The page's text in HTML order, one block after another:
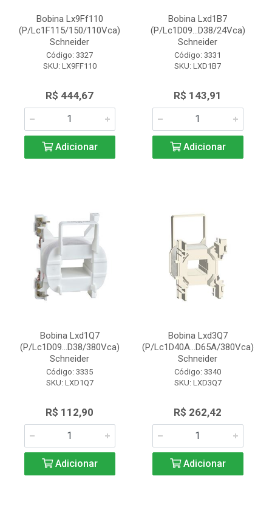
Bobina Lx9Ff110
(P/Lc1F115/150/110Vca)
Schneider
Código: 3327
SKU: LX9FF110
R$ 444,67
Adicionar
Bobina Lxd1B7
(P/Lc1D09...D38/24Vca)
Schneider
Código: 3331
SKU: LXD1B7
R$ 143,91
Adicionar
Bobina Lxd1Q7
(P/Lc1D09...D38/380Vca)
Schneider
Código: 3335
SKU: LXD1Q7
R$ 112,90
Adicionar
Bobina Lxd3Q7
(P/Lc1D40A...D65A/380Vca)
Schneider
Código: 3340
SKU: LXD3Q7
R$ 262,42
Adicionar